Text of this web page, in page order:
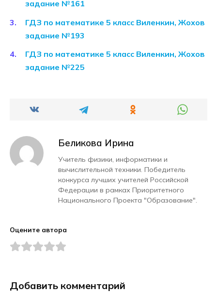
задание №161
ГДЗ по математике 5 класс Виленкин, Жохов
задание №193
ГДЗ по математике 5 класс Виленкин, Жохов
задание №225
Беликова Ирина
Учитель физики, информатики и
вычислительной техники. Победитель
конкурса лучших учителей Российской
Федерации в рамках Приоритетного
Национального Проекта "Образование".
Оцените автора
Добавить комментарий